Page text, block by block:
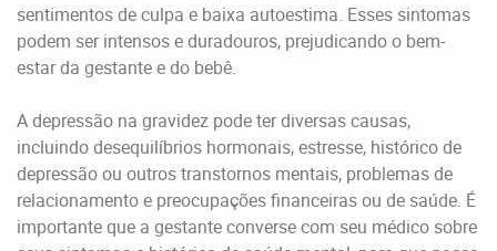
sentimentos de culpa e baixa autoestima. Esses sintomas
podem ser intensos e duradouros, prejudicando o bem-
estar da gestante e do bebê.
A depressão na gravidez pode ter diversas causas,
incluindo desequilíbrios hormonais, estresse, histórico de
depressão ou outros transtornos mentais, problemas de
relacionamento e preocupações financeiras ou de saúde. É
importante que a gestante converse com seu médico sobre